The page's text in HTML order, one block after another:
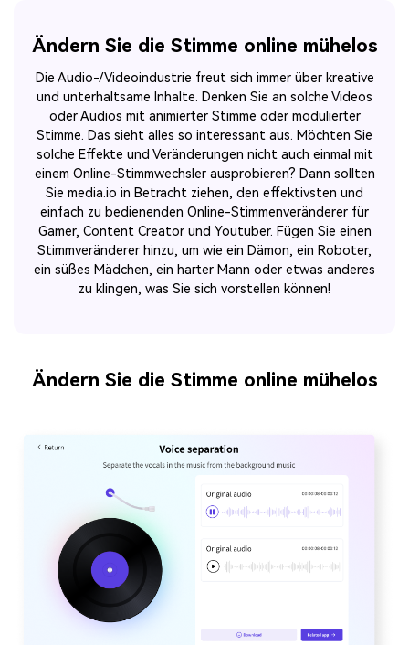
Ändern Sie die Stimme online mühelos
Die Audio-/Videoindustrie freut sich immer über kreative
und unterhaltsame Inhalte. Denken Sie an solche Videos
oder Audios mit animierter Stimme oder modulierter
Stimme. Das sieht alles so interessant aus. Möchten Sie
solche Effekte und Veränderungen nicht auch einmal mit
einem Online-Stimmwechsler ausprobieren? Dann sollten
Sie media.io in Betracht ziehen, den effektivsten und
einfach zu bedienenden Online-Stimmenveränderer für
Gamer, Content Creator und Youtuber. Fügen Sie einen
Stimmveränderer hinzu, um wie ein Dämon, ein Roboter,
ein süßes Mädchen, ein harter Mann oder etwas anderes
zu klingen, was Sie sich vorstellen können!
Ändern Sie die Stimme online mühelos